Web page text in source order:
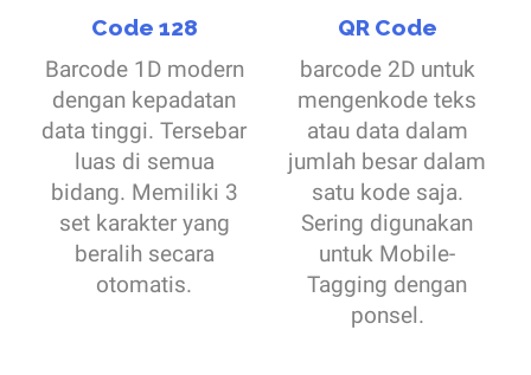
Code 128
Barcode 1D modern
dengan kepadatan
data tinggi. Tersebar
luas di semua
bidang. Memiliki 3
set karakter yang
beralih secara
otomatis.
QR Code
barcode 2D untuk
mengenkode teks
atau data dalam
jumlah besar dalam
satu kode saja.
Sering digunakan
untuk Mobile-
Tagging dengan
ponsel.